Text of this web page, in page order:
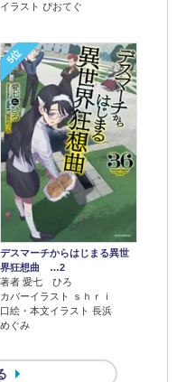
イラスト ぴおてぐ
5位
デスマーチからはじまる異世
界狂想曲 …2
著者 愛七 ひろ
カバーイラスト ｓｈｒｉ
口絵・本文イラスト 長浜
めぐみ